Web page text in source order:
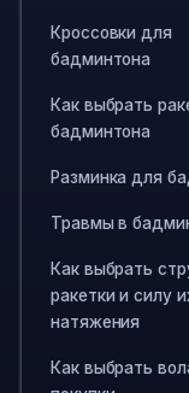
Кроссовки для
бадминтона
Как выбрать
бадминтона
Разминка для
Травмы в
Как выбрать
ракетки и силу
натяжения
Как выбрать